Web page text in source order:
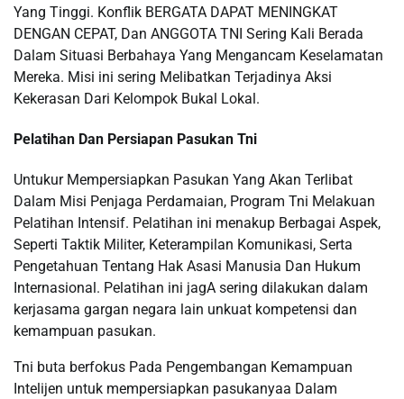
Yang Tinggi. Konflik BERGATA DAPAT MENINGKAT
DENGAN CEPAT, Dan ANGGOTA TNI Sering Kali Berada
Dalam Situasi Berbahaya Yang Mengancam Keselamatan
Mereka. Misi ini sering Melibatkan Terjadinya Aksi
Kekerasan Dari Kelompok Bukal Lokal.
Pelatihan Dan Persiapan Pasukan Tni
Untukur Mempersiapkan Pasukan Yang Akan Terlibat
Dalam Misi Penjaga Perdamaian, Program Tni Melakuan
Pelatihan Intensif. Pelatihan ini menakup Berbagai Aspek,
Seperti Taktik Militer, Keterampilan Komunikasi, Serta
Pengetahuan Tentang Hak Asasi Manusia Dan Hukum
Internasional. Pelatihan ini jagA sering dilakukan dalam
kerjasama gargan negara lain unkuat kompetensi dan
kemampuan pasukan.
Tni buta berfokus Pada Pengembangan Kemampuan
Intelijen untuk mempersiapkan pasukanyaa Dalam